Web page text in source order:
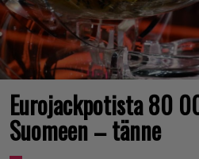
Eurojackpotista 80
Suomeen – tänne